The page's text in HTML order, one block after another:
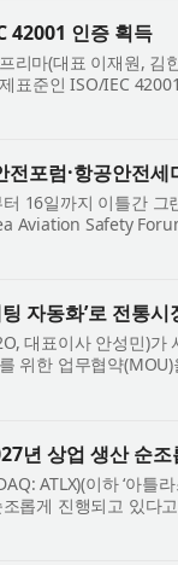
42001 인증 획득
리마(대표 이재원, 김
준인 ISO/IEC
포럼·항공안전세
16일까지 이틀간 그
Aviation Safety
자동화’로 전통
대표이사 안성민)가
위한 업무협약
년 상업 생산 순조
ATLX)(이하 ‘아틀라
롭게 진행되고 있다